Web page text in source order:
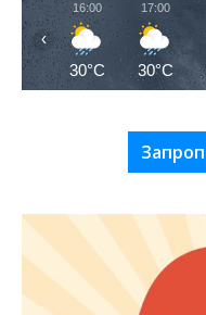
16:00
30°C
17:00
30°C
‹